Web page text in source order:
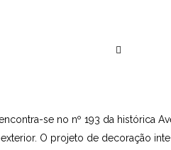
DO SÉCULO XIX FOI
se no nº 193 da histórica
O projeto de decoração